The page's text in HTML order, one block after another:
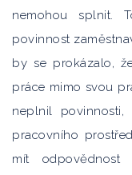
nemohou splnit.
povinnost
by se prokázalo,
práce mimo svou
neplnil
pracovního
mít